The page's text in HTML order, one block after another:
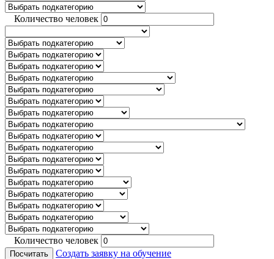
Количество человек
Количество человек
Посчитать
Создать заявку на обучение